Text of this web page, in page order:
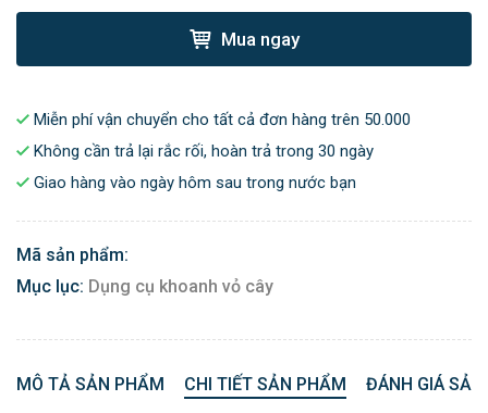
Mua ngay
Miễn phí vận chuyển cho tất cả đơn hàng trên 50.000
Không cần trả lại rắc rối, hoàn trả trong 30 ngày
Giao hàng vào ngày hôm sau trong nước bạn
Mã sản phẩm:
Mục lục: Dụng cụ khoanh vỏ cây
MÔ TẢ SẢN PHẨM CHI TIẾT SẢN PHẨM ĐÁNH GIÁ